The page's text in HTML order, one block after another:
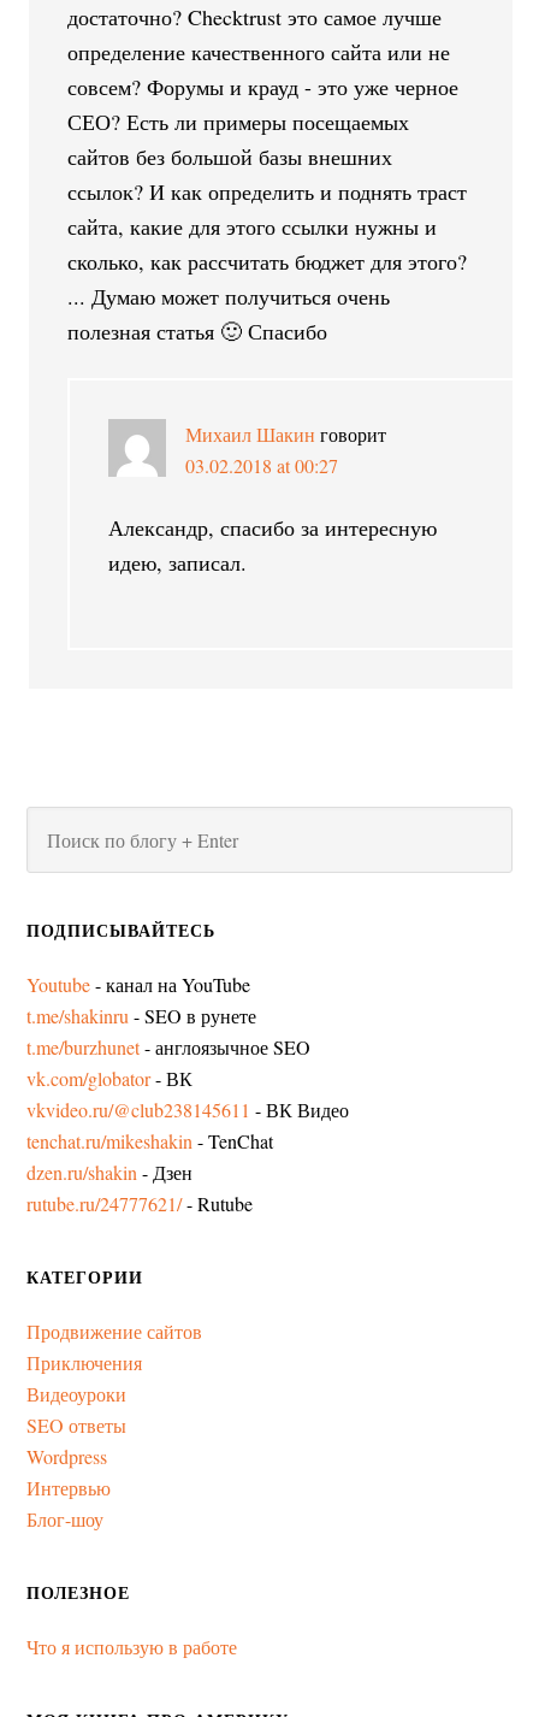
достаточно? Checktrust это самое лучше
определение качественного сайта или не
совсем? Форумы и крауд - это уже черное
СЕО? Есть ли примеры посещаемых
сайтов без большой базы внешних
ссылок? И как определить и поднять траст
сайта, какие для этого ссылки нужны и
сколько, как рассчитать бюджет для этого?
... Думаю может получиться очень
полезная статья 🙂 Спасибо
Михаил Шакин говорит
03.02.2018 at 00:27
Александр, спасибо за интересную
идею, записал.
ПОДПИСЫВАЙТЕСЬ
Youtube- канал на YouTube
t.me/shakinru - SEO в рунете
t.me/burzhunet- англоязычное SEO
vk.com/globator- ВК
vkvideo.ru/@club238145611 - ВК Видео
tenchat.ru/mikeshakin - TenChat
dzen.ru/shakin - Дзен
rutube.ru/24777621/- Rutube
КАТЕГОРИИ
Продвижение сайтов
Приключения
Видеоуроки
SEO ответы
Wordpress
Интервью
Блог-шоу
ПОЛЕЗНОЕ
Что я использую в работе